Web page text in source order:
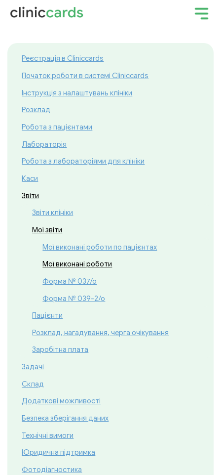
Реєстрація в Cliniccards
Початок роботи в системі Cliniccards
Інструкція з налаштувань клініки
Розклад
Робота з пацієнтами
Лабораторія
Робота з лабораторіями для клініки
Каси
Звіти
Звіти клініки
Мої звіти
Мої виконані роботи по пацієнтах
Мої виконані роботи
Форма № 037/о
Форма № 039-2/о
Пацієнти
Розклад, нагадування, черга очікування
Заробітна плата
Задачі
Cклад
Додаткові можливості
Безпека зберігання даних
Технічні вимоги
Юридична підтримка
Фотодіагностика